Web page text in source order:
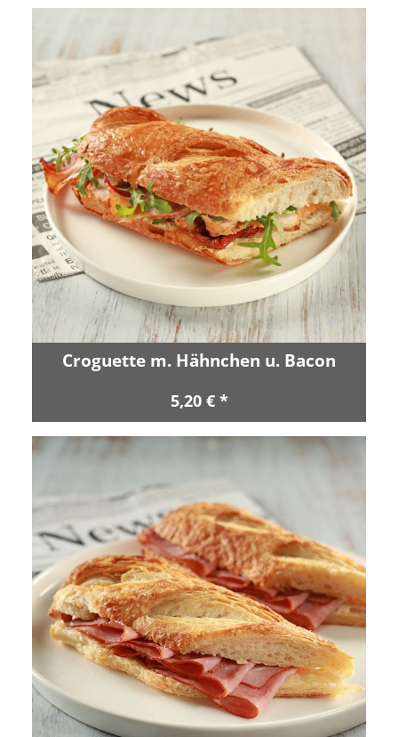
Croguette m. Hähnchen u. Bacon
5,20 € *